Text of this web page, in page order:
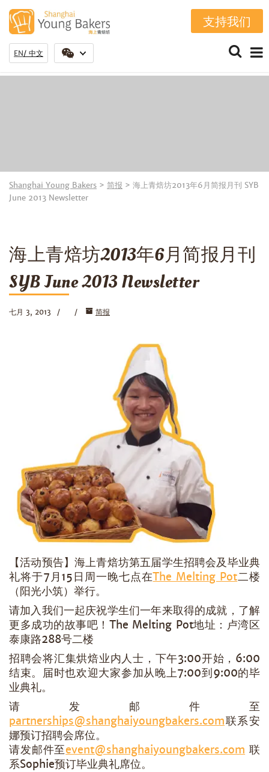
支持我们
EN 中文
Shanghai Young Bakers > 简报 > 海上青焙坊2013年6月简报月刊 SYB
June 2013 Newsletter
海上青焙坊2013年6月简报月刊
SYB June 2013 Newsletter
七月 3, 2013 简报
【活动预告】海上青焙坊第五届学生招聘会及毕业典
礼将于7月15日周一晚七点在The Melting Pot二楼
（阳光小筑）举行。
请加入我们一起庆祝学生们一年来取得的成就，了解
更多成功的故事吧！The Melting Pot地址：卢湾区
泰康路288号二楼
招聘会将汇集烘焙业内人士，下午3:00开始，6:00
结束。届时也欢迎大家参加从晚上7:00到9:00的毕
业典礼。
请发邮件至
partnerships@shanghaiyoungbakers.com联系安
娜预订招聘会席位。
请发邮件至event@shanghaiyoungbakers.com 联
系Sophie预订毕业典礼席位。